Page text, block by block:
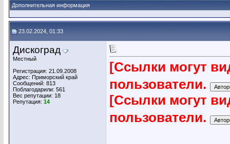
Дополнительная информация
23.02.2024, 01:33
Дискоград
Местный
Регистрация: 21.09.2008
Адрес: Приморский край
Сообщений: 813
Поблагодарили: 561
Вес репутации: 18
Репутация: 14
[Ссылки могут
пользователи.
[Ссылки могут
пользователи.